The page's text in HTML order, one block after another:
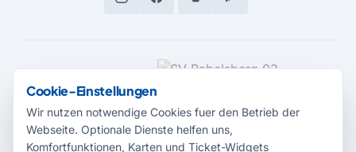
MEDIENPARTNER
Cookie-Einstellungen
Wir nutzen notwendige Cookies fuer den Betrieb der
Webseite. Optionale Dienste helfen uns,
Komfortfunktionen, Karten und Ticket-Widgets